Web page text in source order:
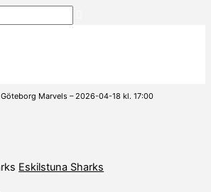
Marvels – 2026-04-18 kl. 17:00
Eskilstuna Sharks